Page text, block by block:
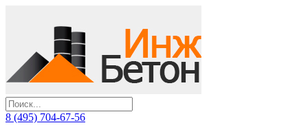
8 (495) 704-67-56